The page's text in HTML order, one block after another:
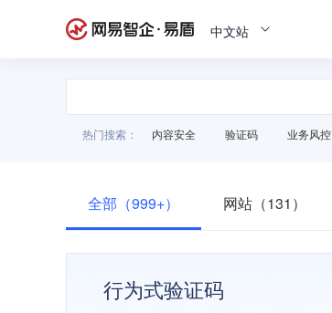
中文站
热门搜索： 内容安全 验证码 业务风控
全部（999+） 网站（131）
行为式验证码